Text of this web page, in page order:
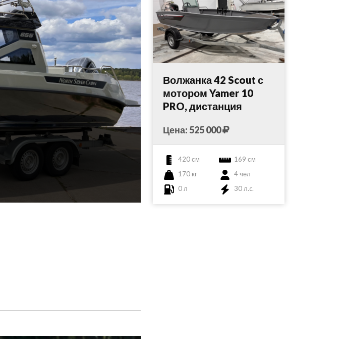
Волжанка 42 Scout с
мотором Yamer 10
PRO, дистанция
Цена: 525 000
420 см
169 см
170 кг
4 чел
0 л
30 л.c.